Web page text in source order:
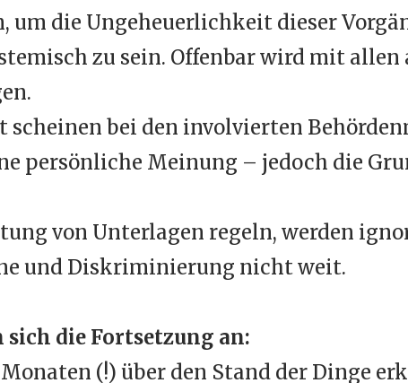
die Ungeheuerlichkeit dieser
zu sein. Offenbar wird mit allen
scheinen bei den involvierten
persönliche Meinung – jedoch die
von Unterlagen regeln, werden
und Diskriminierung nicht weit.
sich die Fortsetzung an:
(!) über den Stand der Dinge